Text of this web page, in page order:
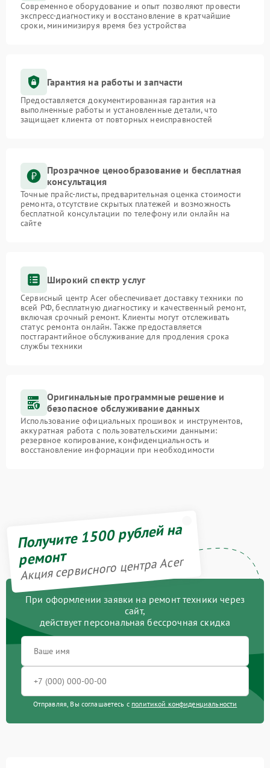
Современное оборудование и опыт позволяют провести
экспресс-диагностику и восстановление в кратчайшие
сроки, минимизируя время без устройства
Гарантия на работы и запчасти
Предоставляется документированная гарантия на
выполненные работы и установленные детали, что
защищает клиента от повторных неисправностей
Прозрачное ценообразование и бесплатная
консультация
Точные прайс-листы, предварительная оценка стоимости
ремонта, отсутствие скрытых платежей и возможность
бесплатной консультации по телефону или онлайн на
сайте
Широкий спектр услуг
Сервисный центр Acer обеспечивает доставку техники по
всей РФ, бесплатную диагностику и качественный ремонт,
включая срочный ремонт. Клиенты могут отслеживать
статус ремонта онлайн. Также предоставляется
постгарантийное обслуживание для продления срока
службы техники
Оригинальные программные решение и
безопасное обслуживание данных
Использование официальных прошивок и инструментов,
аккуратная работа с пользовательскими данными:
резервное копирование, конфиденциальность и
восстановление информации при необходимости
Получите 1500 рублей на
ремонт
Акция сервисного центра Acer
При оформлении заявки на ремонт техники через
сайт,
действует персональная бессрочная скидка
Отправляя, Вы соглашаетесь с политикой конфиденциальности